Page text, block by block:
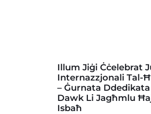
Illum Jiġi Ċċelebrat
Internazzjonali Tal-
– Ġurnata
Dawk Li Jagħmlu
Isbaħ